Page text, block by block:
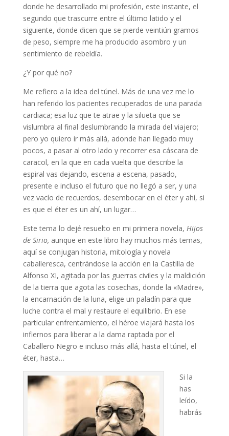
donde he desarrollado mi profesión, este instante, el
segundo que trascurre entre el último latido y el
siguiente, donde dicen que se pierde veintiún gramos
de peso, siempre me ha producido asombro y un
sentimiento de rebeldía.
¿Y por qué no?
Me refiero a la idea del túnel. Más de una vez me lo
han referido los pacientes recuperados de una parada
cardiaca; esa luz que te atrae y la silueta que se
vislumbra al final deslumbrando la mirada del viajero;
pero yo quiero ir más allá, adonde han llegado muy
pocos, a pasar al otro lado y recorrer esa cáscara de
caracol, en la que en cada vuelta que describe la
espiral vas dejando, escena a escena, pasado,
presente e incluso el futuro que no llegó a ser, y una
vez vacío de recuerdos, desembocar en el éter y ahí, si
es que el éter es un ahí, un lugar…
Este tema lo dejé resuelto en mi primera novela, Hijos
de Sirio, aunque en este libro hay muchos más temas,
aquí se conjugan historia, mitología y novela
caballeresca, centrándose la acción en la Castilla de
Alfonso XI, agitada por las guerras civiles y la maldición
de la tierra que agota las cosechas, donde la «Madre»,
la encarnación de la luna, elige un paladín para que
luche contra el mal y restaure el equilibrio. En ese
particular enfrentamiento, el héroe viajará hasta los
infiernos para liberar a la dama raptada por el
Caballero Negro e incluso más allá, hasta el túnel, el
éter, hasta…
Si la
has
leído,
habrás